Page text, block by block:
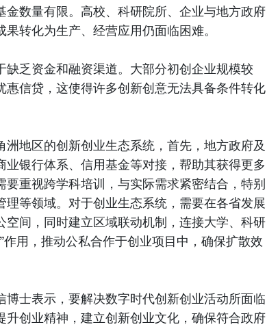
金数量有限。高校、科研院所、企业与地方政府
转化为生产、经营应用仍面临困难。
缺乏资金和融资渠道。大部分初创企业规模较
惠信贷，这使得许多创新创意无法具备条件转化
地区的创新创业生态系统，首先，地方政府及
银行体系、信用基金等对接，帮助其获得更多
重视跨学科培训，与实际需求紧密结合，特别
理等领域。对于创业生态系统，需要在各省发展
空间，同时建立区域联动机制，连接大学、科研
作用，推动公私合作于创业项目中，确保扩散效
士表示，要解决数字时代创新创业活动所面临
升创业精神，建立创新创业文化，确保符合政府